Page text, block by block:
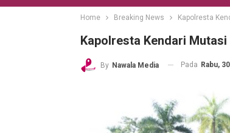
Home Breaking News Kapolresta
Kapolresta Kendari
By Nawala Media Pada Rabu,